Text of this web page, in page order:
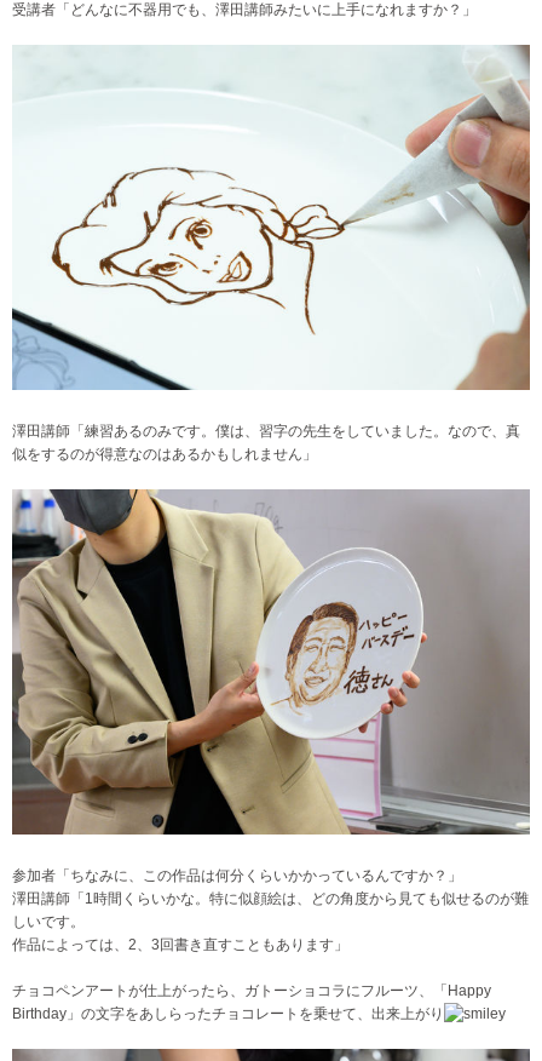
受講者「どんなに不器用でも、澤田講師みたいに上手になれますか？」
澤田講師「練習あるのみです。僕は、習字の先生をしていました。なので、真
似をするのが得意なのはあるかもしれません」
参加者「ちなみに、この作品は何分くらいかかっているんですか？」
澤田講師「1時間くらいかな。特に似顔絵は、どの角度から見ても似せるのが難
しいです。
作品によっては、2、3回書き直すこともあります」
チョコペンアートが仕上がったら、ガトーショコラにフルーツ、「Happy
Birthday」の文字をあしらったチョコレートを乗せて、出来上がり